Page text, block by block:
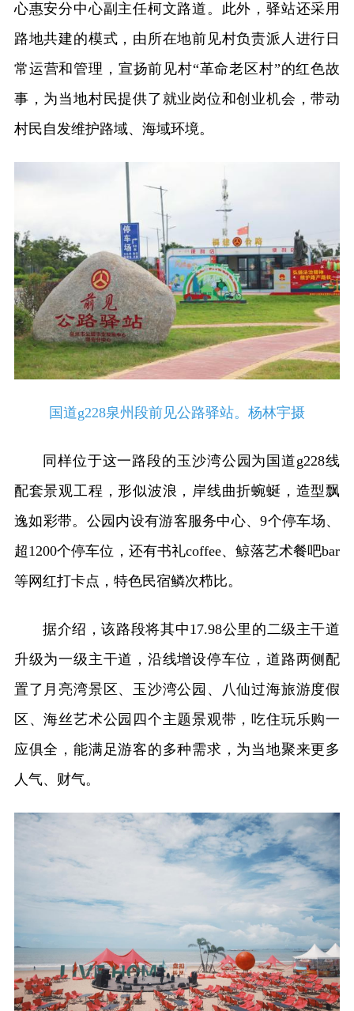
心惠安分中心副主任柯文路道。此外，驿站还采用
路地共建的模式，由所在地前见村负责派人进行日
常运营和管理，宣扬前见村“革命老区村”的红色故
事，为当地村民提供了就业岗位和创业机会，带动
村民自发维护路域、海域环境。
国道g228泉州段前见公路驿站。杨林宇摄
同样位于这一路段的玉沙湾公园为国道g228线
配套景观工程，形似波浪，岸线曲折蜿蜒，造型飘
逸如彩带。公园内设有游客服务中心、9个停车场、
超1200个停车位，还有书礼coffee、鲸落艺术餐吧bar
等网红打卡点，特色民宿鳞次栉比。
据介绍，该路段将其中17.98公里的二级主干道
升级为一级主干道，沿线增设停车位，道路两侧配
置了月亮湾景区、玉沙湾公园、八仙过海旅游度假
区、海丝艺术公园四个主题景观带，吃住玩乐购一
应俱全，能满足游客的多种需求，为当地聚来更多
人气、财气。